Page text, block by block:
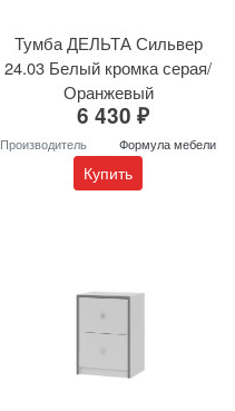
Тумба ДЕЛЬТА Сильвер
24.03 Белый кромка серая/
Оранжевый
6 430 ₽
Производитель Формула мебели
Купить